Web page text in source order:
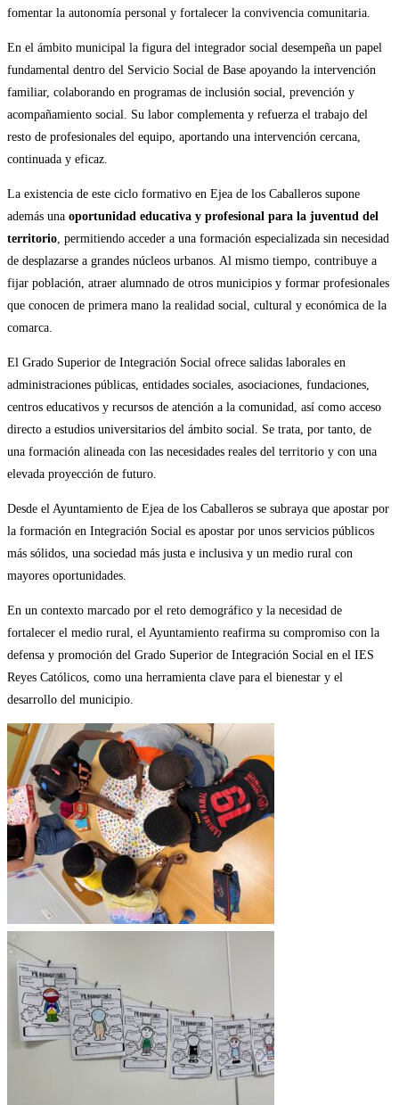
fomentar la autonomía personal y fortalecer la convivencia comunitaria.
En el ámbito municipal la figura del integrador social desempeña un papel
fundamental dentro del Servicio Social de Base apoyando la intervención
familiar, colaborando en programas de inclusión social, prevención y
acompañamiento social. Su labor complementa y refuerza el trabajo del
resto de profesionales del equipo, aportando una intervención cercana,
continuada y eficaz.
La existencia de este ciclo formativo en Ejea de los Caballeros supone
además una oportunidad educativa y profesional para la juventud del
territorio , permitiendo acceder a una formación especializada sin necesidad
de desplazarse a grandes núcleos urbanos. Al mismo tiempo, contribuye a
fijar población, atraer alumnado de otros municipios y formar profesionales
que conocen de primera mano la realidad social, cultural y económica de la
comarca.
El Grado Superior de Integración Social ofrece salidas laborales en
administraciones públicas, entidades sociales, asociaciones, fundaciones,
centros educativos y recursos de atención a la comunidad, así como acceso
directo a estudios universitarios del ámbito social. Se trata, por tanto, de
una formación alineada con las necesidades reales del territorio y con una
elevada proyección de futuro.
Desde el Ayuntamiento de Ejea de los Caballeros se subraya que apostar por
la formación en Integración Social es apostar por unos servicios públicos
más sólidos, una sociedad más justa e inclusiva y un medio rural con
mayores oportunidades.
En un contexto marcado por el reto demográfico y la necesidad de
fortalecer el medio rural, el Ayuntamiento reafirma su compromiso con la
defensa y promoción del Grado Superior de Integración Social en el IES
Reyes Católicos, como una herramienta clave para el bienestar y el
desarrollo del municipio.